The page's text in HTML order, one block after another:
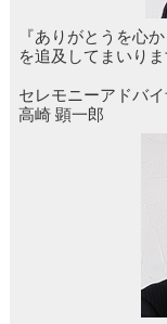
『ありがとうを心
を追及してまいりま
セレモニーアドバ
高崎 顕一郎